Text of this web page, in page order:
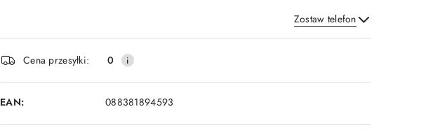
Zostaw telefon
Wyślij
Dostępność
i
dostawa
Cena przesyłki: 0
EAN: 088381894593